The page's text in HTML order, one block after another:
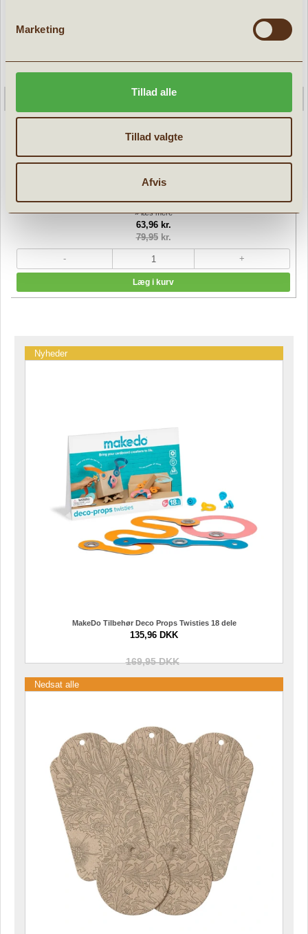
Marketing
Tillad alle
Tillad valgte
Afvis
Veninde halskæder BFF magnetisk hjerte
» læs mere
63,96 kr.
79,95kr.
Nyheder
MakeDo Tilbehør Deco Props Twisties 18 dele
135,96 DKK
169,95 DKK
Nedsat alle